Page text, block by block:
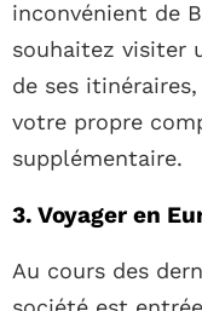
inconvénient de
souhaitez visiter
de ses
votre propre
supplémentaire.
3. Voyager en
Au cours des